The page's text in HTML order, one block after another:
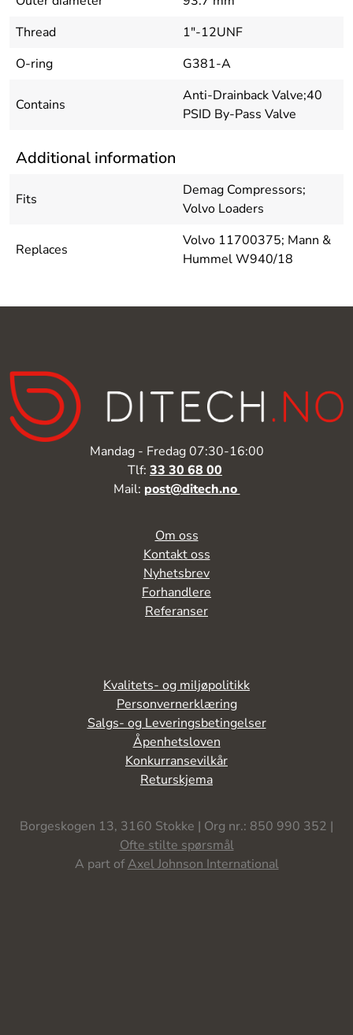
Thread
1"-12UNF
O-ring
G381-A
Contains
Anti-Drainback Valve;40
PSID By-Pass Valve
Additional information
Fits
Demag Compressors;
Volvo Loaders
Replaces
Volvo 11700375; Mann &
Hummel W940/18
Mandag - Fredag 07:30-16:00
Tlf: 33 30 68 00
Mail: post@ditech.no
Kvalitets- og miljøpolitikk
Personvernerklæring
Salgs- og Leveringsbetingelser
Åpenhetsloven
Konkurransevilkår
Returskjema
Om oss
Kontakt oss
Nyhetsbrev
Forhandlere
Referanser
Borgeskogen 13, 3160 Stokke | Org nr.: 850 990 352 |
Ofte stilte spørsmål
A part ofAxel Johnson International